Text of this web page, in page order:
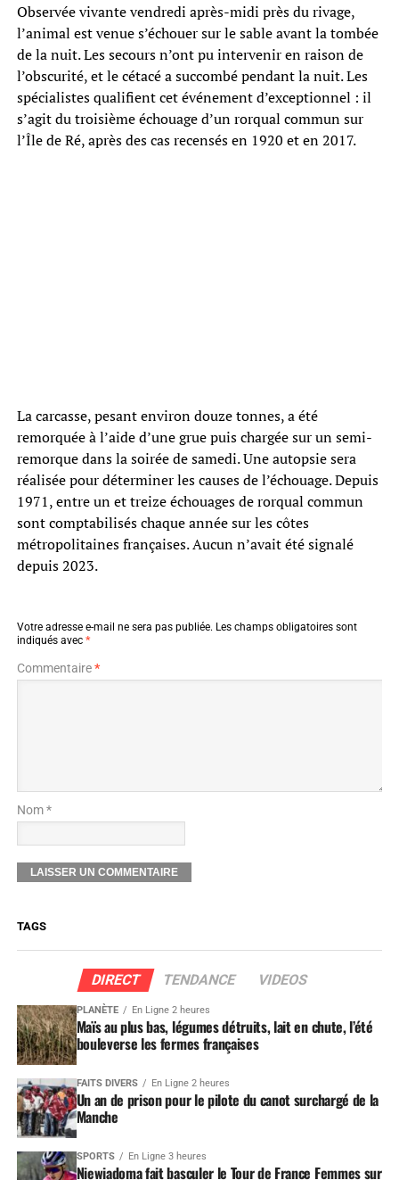
Observée vivante vendredi après-midi près du rivage,
l’animal est venue s’échouer sur le sable avant la tombée
de la nuit. Les secours n’ont pu intervenir en raison de
l’obscurité, et le cétacé a succombé pendant la nuit. Les
spécialistes qualifient cet événement d’exceptionnel : il
s’agit du troisième échouage d’un rorqual commun sur
l’Île de Ré, après des cas recensés en 1920 et en 2017.
La carcasse, pesant environ douze tonnes, a été
remorquée à l’aide d’une grue puis chargée sur un semi-
remorque dans la soirée de samedi. Une autopsie sera
réalisée pour déterminer les causes de l’échouage. Depuis
1971, entre un et treize échouages de rorqual commun
sont comptabilisés chaque année sur les côtes
métropolitaines françaises. Aucun n’avait été signalé
depuis 2023.
Votre adresse e-mail ne sera pas publiée. Les champs obligatoires sont
indiqués avec *
Commentaire*
Nom *
TAGS
DIRECT TENDANCE VIDEOS
PLANÈTE En Ligne 2 heures
Maïs au plus bas, légumes détruits, lait en chute, l’été
bouleverse les fermes françaises
FAITS DIVERS En Ligne 2 heures
Un an de prison pour le pilote du canot surchargé de la
Manche
SPORTS En Ligne 3 heures
Niewiadoma fait basculer le Tour de France Femmes sur